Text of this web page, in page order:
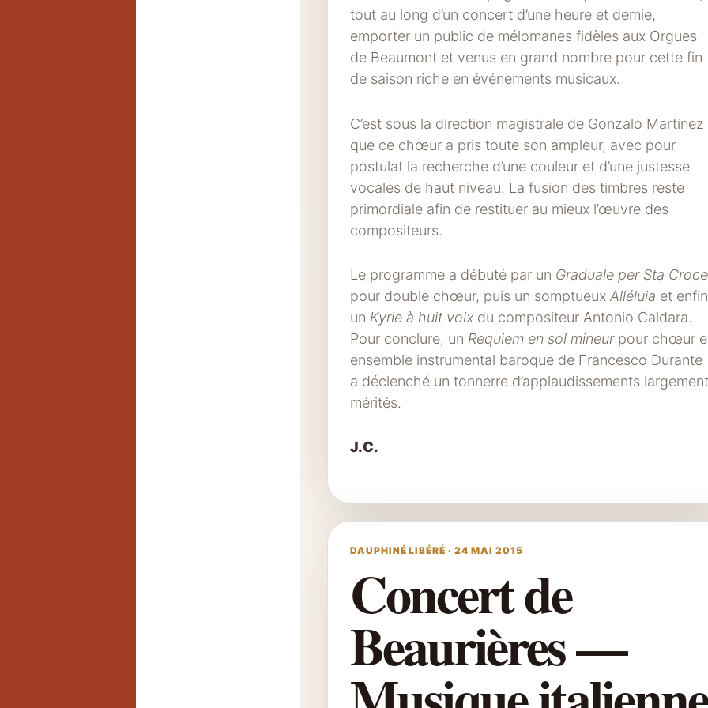
tout au long d’un concert d’une heure et demie,
emporter un public de mélomanes fidèles aux Orgues
de Beaumont et venus en grand nombre pour cette fin
de saison riche en événements musicaux.
C’est sous la direction magistrale de Gonzalo Martinez
que ce chœur a pris toute son ampleur, avec pour
postulat la recherche d’une couleur et d’une justesse
vocales de haut niveau. La fusion des timbres reste
primordiale afin de restituer au mieux l’œuvre des
compositeurs.
Le programme a débuté par un Graduale per Sta Croce
pour double chœur, puis un somptueux Alléluia et enfin
un Kyrie à huit voixdu compositeur Antonio Caldara.
Pour conclure, un Requiem en sol mineurpour chœur
ensemble instrumental baroque de Francesco Durante
a déclenché un tonnerre d’applaudissements largement
mérités.
J.C.
DAUPHINÉ LIBÉRÉ · 24 MAI 2015
Concert de
Beaurières —